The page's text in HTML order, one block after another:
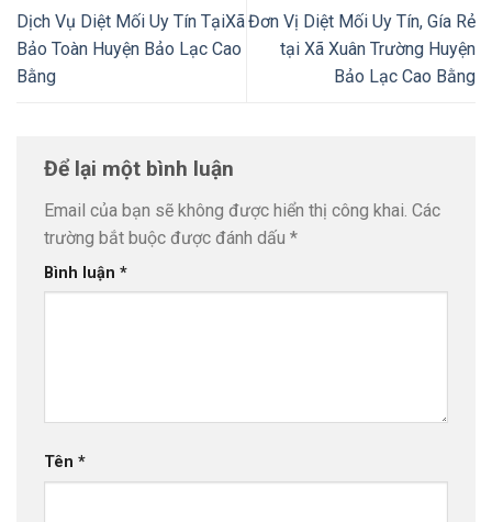
Dịch Vụ Diệt Mối Uy Tín TạiXã
Bảo Toàn Huyện Bảo Lạc Cao
Bằng
Đơn Vị Diệt Mối Uy Tín, Gía Rẻ
tại Xã Xuân Trường Huyện
Bảo Lạc Cao Bằng
Để lại một bình luận
Email của bạn sẽ không được hiển thị công khai. Các
trường bắt buộc được đánh dấu *
Bình luận *
Tên *